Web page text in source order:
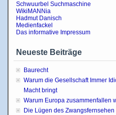
Schwuurbel Suchmaschine
WikiMANNia
Hadmut Danisch
Medienfackel
Das informative Impressum
Neueste Beiträge
Baurecht
Warum die Gesellschaft Immer
Macht bringt
Warum Europa zusammenfallen
Die Lügen des Zwangsfernsehen